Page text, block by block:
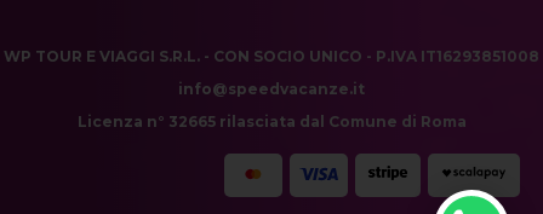
WP TOUR E VIAGGI S.R.L. - CON SOCIO UNICO - P.IVA IT16293851008
info@speedvacanze.it
Licenza n° 32665 rilasciata dal Comune di Roma